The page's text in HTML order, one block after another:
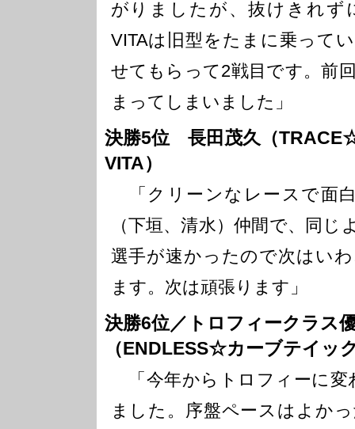
がりましたが、抜けきれず
VITAは旧型をたまに乗って
せてもらって2戦目です。前
まってしまいました」
決勝5位 長田茂久（
VITA）
「クリーンなレースで面
（下垣、清水）仲間で、同
選手が速かったので次はい
ます。次は頑張ります」
決勝6位／トロフィークラス
（ENDLESS☆カーブテイッ
「今年からトロフィーに変
ました。序盤ペースはよか